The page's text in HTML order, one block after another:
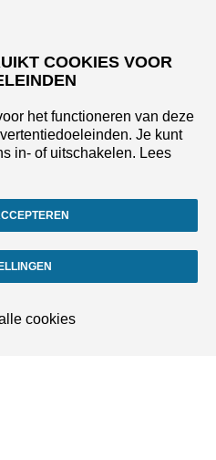
COOKIES VOOR
het functioneren van deze
Je kunt
in- of uitschakelen. Lees
cookies